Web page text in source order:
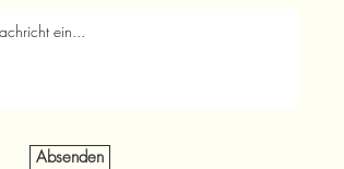
Absenden